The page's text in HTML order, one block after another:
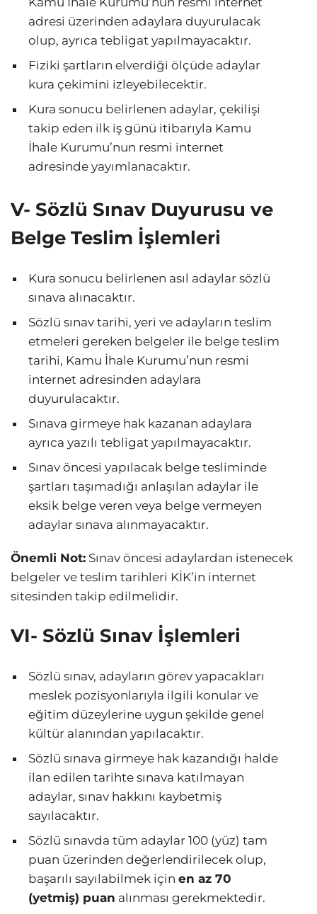
adresi üzerinden adaylara duyurulacak
olup, ayrıca tebligat yapılmayacaktır.
Fiziki şartların elverdiği ölçüde adaylar
kura çekimini izleyebilecektir.
Kura sonucu belirlenen adaylar, çekilişi
takip eden ilk iş günü itibarıyla Kamu
İhale Kurumu’nun resmi internet
adresinde yayımlanacaktır.
V- Sözlü Sınav Duyurusu ve
Belge Teslim İşlemleri
Kura sonucu belirlenen asıl adaylar sözlü
sınava alınacaktır.
Sözlü sınav tarihi, yeri ve adayların teslim
etmeleri gereken belgeler ile belge teslim
tarihi, Kamu İhale Kurumu’nun resmi
internet adresinden adaylara
duyurulacaktır.
Sınava girmeye hak kazanan adaylara
ayrıca yazılı tebligat yapılmayacaktır.
Sınav öncesi yapılacak belge tesliminde
şartları taşımadığı anlaşılan adaylar ile
eksik belge veren veya belge vermeyen
adaylar sınava alınmayacaktır.
Önemli Not: Sınav öncesi adaylardan istenecek
belgeler ve teslim tarihleri KİK’in internet
sitesinden takip edilmelidir.
VI- Sözlü Sınav İşlemleri
Sözlü sınav, adayların görev yapacakları
meslek pozisyonlarıyla ilgili konular ve
eğitim düzeylerine uygun şekilde genel
kültür alanından yapılacaktır.
Sözlü sınava girmeye hak kazandığı halde
ilan edilen tarihte sınava katılmayan
adaylar, sınav hakkını kaybetmiş
sayılacaktır.
Sözlü sınavda tüm adaylar 100 (yüz) tam
puan üzerinden değerlendirilecek olup,
başarılı sayılabilmek için en az 70
(yetmiş) puan alınması gerekmektedir.